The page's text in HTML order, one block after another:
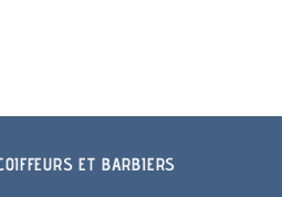
ET BARBIERS